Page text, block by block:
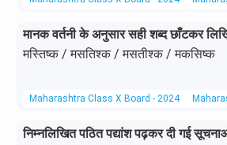
मानक वर्तनी के अनुसार सही शब्द छाँटकर
मस्तिष्क / मसतिश्क / मसतीश्क / मकसिष्क
Maharashtra Class X Board - 2024
निम्नलिखित पठित पद्यांश पढ़कर दी गई